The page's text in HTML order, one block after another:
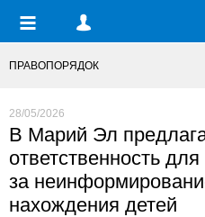
ПРАВОПОРЯДОК
28/05/2026
В Марий Эл
ответственность
за
нахождения детей